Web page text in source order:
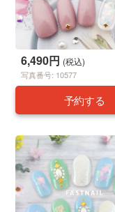
6,490円 (税込)
写真番号: 10577
予約する